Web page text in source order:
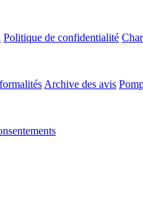
Politique de confidentialité
Archive des avis